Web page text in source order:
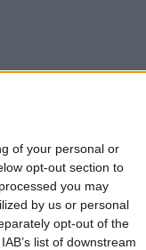
of your personal or
opt-out section to
you may
by us or personal
opt-out of the
list of downstream